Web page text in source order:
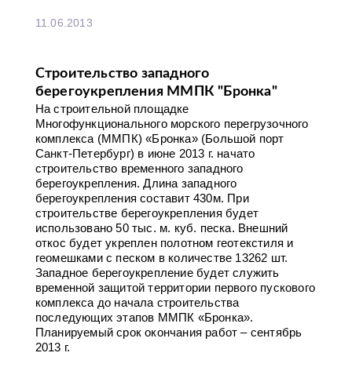
11.06.2013
Строительство западного
берегоукрепления ММПК "Бронка"
На строительной площадке
Многофункционального морского перегрузочного
комплекса (ММПК) «Бронка» (Большой порт
Санкт-Петербург) в июне 2013 г. начато
строительство временного западного
берегоукрепления. Длина западного
берегоукрепления составит 430м. При
строительстве берегоукрепления будет
использовано 50 тыс. м. куб. песка. Внешний
откос будет укреплен полотном геотекстиля и
геомешками с песком в количестве 13262 шт.
Западное берегоукрепление будет служить
временной защитой территории первого пускового
комплекса до начала строительства
последующих этапов ММПК «Бронка».
Планируемый срок окончания работ – сентябрь
2013 г.